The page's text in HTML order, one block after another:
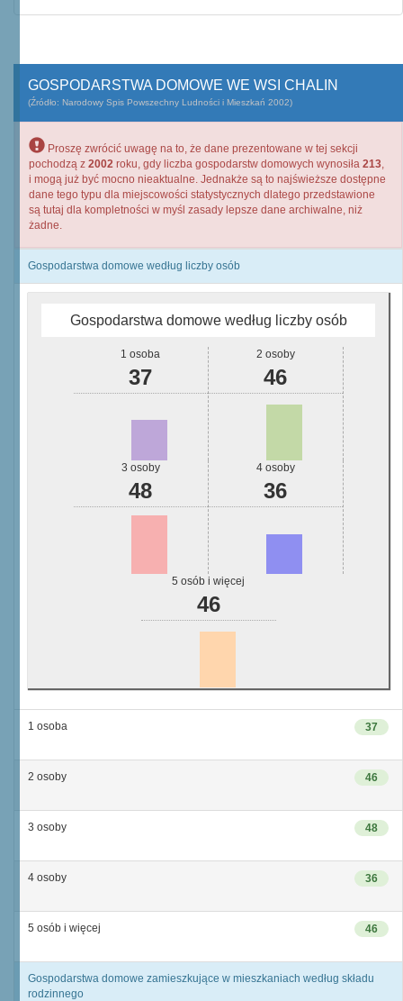
GOSPODARSTWA DOMOWE WE WSI CHALIN
(Źródło: Narodowy Spis Powszechny Ludności i Mieszkań 2002)
Proszę zwrócić uwagę na to, że dane prezentowane w tej sekcji
pochodzą z 2002 roku, gdy liczba gospodarstw domowych wynosiła 213,
i mogą już być mocno nieaktualne. Jednakże są to najświeższe dostępne
dane tego typu dla miejscowości statystycznych dlatego przedstawione
są tutaj dla kompletności w myśl zasady lepsze dane archiwalne, niż
żadne.
Gospodarstwa domowe według liczby osób
Gospodarstwa domowe według liczby osób
1 osoba
37
2 osoby
46
3 osoby
48
4 osoby
36
5 osób i więcej
46
37
1 osoba
46
2 osoby
48
3 osoby
36
4 osoby
46
5 osób i więcej
Gospodarstwa domowe zamieszkujące w mieszkaniach według składu
rodzinnego